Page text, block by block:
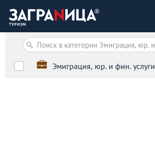
Эмиграция, юр. и фин. услуги